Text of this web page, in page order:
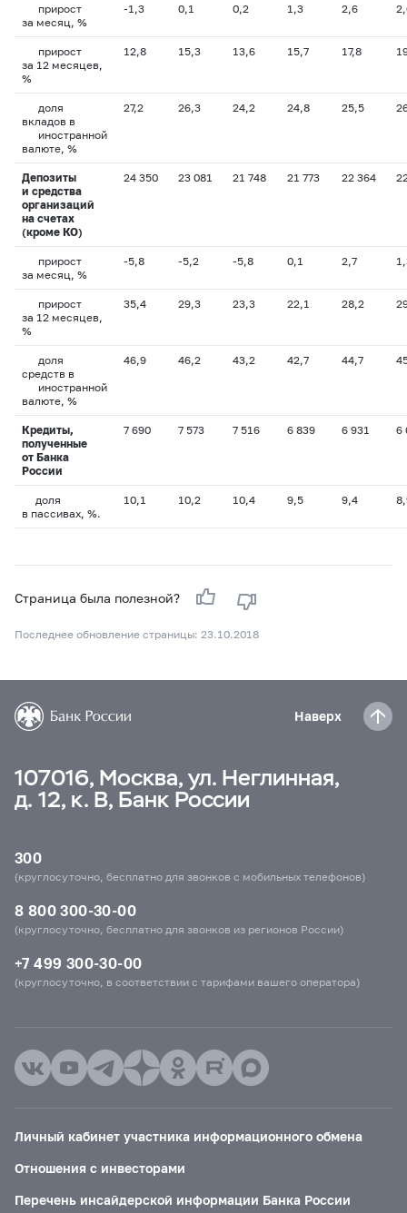
прирост
за месяц, %
-1,3 0,1 0,2 1,3 2,6
прирост
за 12 месяцев,
%
12,8 15,3 13,6 15,7 17,8
доля
вкладов в
иностранной
валюте, %
27,2 26,3 24,2 24,8 25,5
Депозиты
и средства
организаций
на счетах
(кроме КО)
24 350 23 081 21 748 21 773 22 364
прирост
за месяц, %
-5,8 -5,2 -5,8 0,1 2,7
прирост
за 12 месяцев,
%
35,4 29,3 23,3 22,1 28,2
доля
средств в
иностранной
валюте, %
46,9 46,2 43,2 42,7 44,7
Кредиты,
полученные
от Банка
России
7 690 7 573 7 516 6 839 6 931 6
доля
в пассивах, %.
10,1 10,2 10,4 9,5 9,4
Страница была полезной?
Последнее обновление страницы: 23.10.2018
Наверх
107016, Москва, ул. Неглинная,
д. 12, к. В, Банк России
300
(круглосуточно, бесплатно для звонков с мобильных телефонов)
8 800 300-30-00
(круглосуточно, бесплатно для звонков из регионов России)
+7 499 300-30-00
(круглосуточно, в соответствии с тарифами вашего оператора)
Личный кабинет участника информационного обмена
Отношения с инвесторами
Перечень инсайдерской информации Банка России